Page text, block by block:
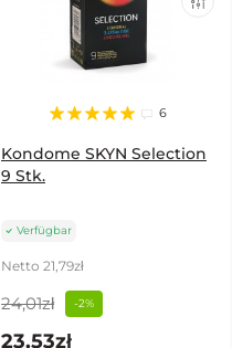
6
Kondome SKYN Selection
9 Stk.
Verfügbar
Netto 21,79zł
24,01zł -2%
23,53zł